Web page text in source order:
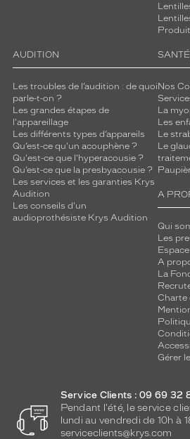
AUDITION
Les troubles de l’audition : de quoi
parle-t-on ?
Les grandes étapes de
l'appareillage
Les différents types d’appareils
Qu’est-ce qu'un acouphène ?
Qu'est-ce que l'hyperacousie ?
Qu’est-ce que la presbyacousie ?
Les services et les garanties Krys
Audition
Les conseils d'un
audioprothésiste Krys Audition
Nos
La
Les
Le
Le
A
Qui
Les
A
La
Charte
Gérer
Service Clients : 09 69 32
Pendant l'été, le service
lundi au vendredi de 10h à
serviceclients@krys.com